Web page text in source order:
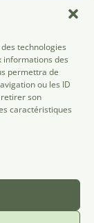
technologies
informations des
permettra de
ou les ID
retirer son
caractéristiques